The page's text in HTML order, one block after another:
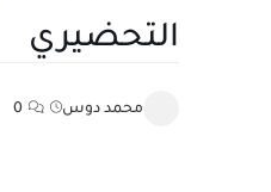
التحضيري
محمد دوس 0